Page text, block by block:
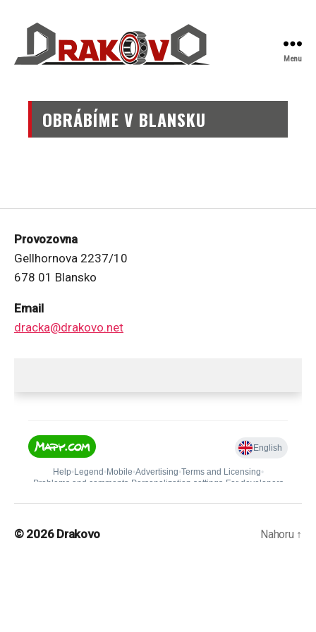
Menu
OBRÁBÍME V BLANSKU
Provozovna
Gellhornova 2237/10
678 01 Blansko
Email
dracka@drakovo.net
© 2026 Drakovo Nahoru ↑